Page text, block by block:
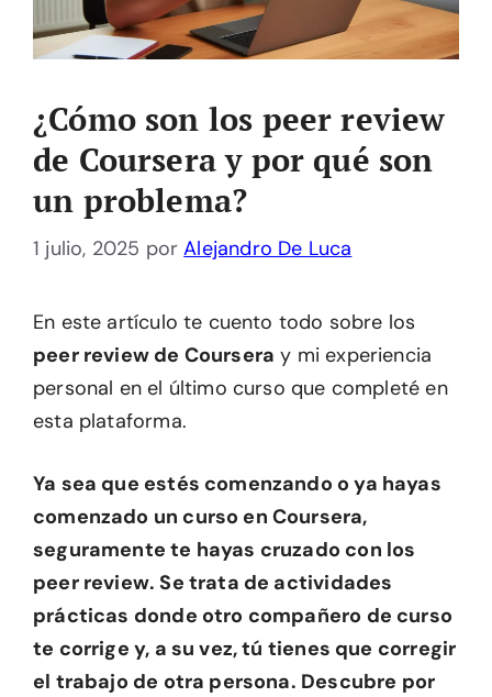
¿Cómo son los peer review
de Coursera y por qué son
un problema?
1 julio, 2025 porAlejandro De Luca
En este artículo te cuento todo sobre los
peer review de Coursera y mi experiencia
personal en el último curso que completé en
esta plataforma.
Ya sea que estés comenzando o ya hayas
comenzado un curso en Coursera,
seguramente te hayas cruzado con los
peer review. Se trata de actividades
prácticas donde otro compañero de curso
te corrige y, a su vez, tú tienes que corregir
el trabajo de otra persona. Descubre por